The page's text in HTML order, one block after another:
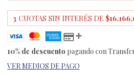
3 CUOTAS SIN INTERÉS DE
10% de descuento pagando con
VER MEDIOS DE PAGO